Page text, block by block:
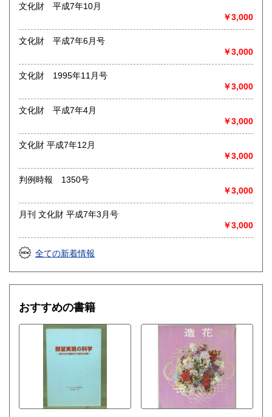
ンタイア・和本・漢籍・戦争㊙︎資料・書道具・茶道具・戦前
絵はがき・鳥瞰図・古地図・浮世絵・軸・拓本・印譜・エロ
グロ】など古いものの中には希少価値の高いものも多数ござ
いますので価値がないと処分される前に是非 ｢古本倶楽部｣ま
沿線名：-
営業時間：-
定休日：-
書籍の買取について
○出張買取は通常、東海圏のみ
※お売り頂ける本の量や質が見込める場合は関東〜近畿エリ
ア要相談
例
【大学の研究室の整理】
【遺品整理で古い紙モノや道具など価値の有無が分からない
ものがある】
【神社仏閣、蔵の整理、中国古典籍など査定にかなりの専門
知識を要する】
場合などお気軽にご相談ください。
-------------------------------------------
買取専用ダイヤル
-------------------------------------------
○梱包用ダンボールの無料送付可能
○買取金額の概算が知りたい方は、事前査定のサービスもぜひ
ご活用下さい。
文化財 平成7年10月
￥3,000
文化財 平成7年6月号
￥3,000
文化財 1995年11月号
￥3,000
文化財 平成7年4月
￥3,000
文化財 平成7年12月
￥3,000
判例時報 1350号
￥3,000
月刊 文化財 平成7年3月号
￥3,000
全ての新着情報
おすすめの書籍